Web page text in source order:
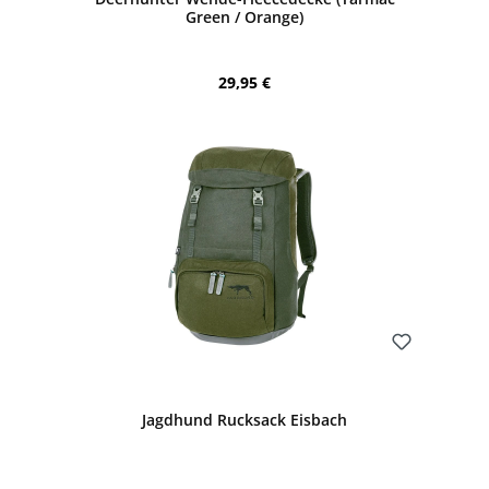
Green / Orange)
Regulärer Preis:
29,95 €
Jagdhund Rucksack Eisbach